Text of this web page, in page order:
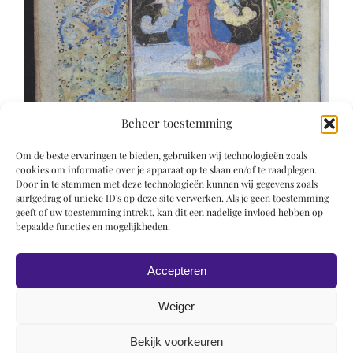
Beheer toestemming
Om de beste ervaringen te bieden, gebruiken wij technologieën zoals
cookies om informatie over je apparaat op te slaan en/of te raadplegen.
Door in te stemmen met deze technologieën kunnen wij gegevens zoals
surfgedrag of unieke ID's op deze site verwerken. Als je geen toestemming
geeft of uw toestemming intrekt, kan dit een nadelige invloed hebben op
bepaalde functies en mogelijkheden.
Accepteren
Weiger
Bekijk voorkeuren